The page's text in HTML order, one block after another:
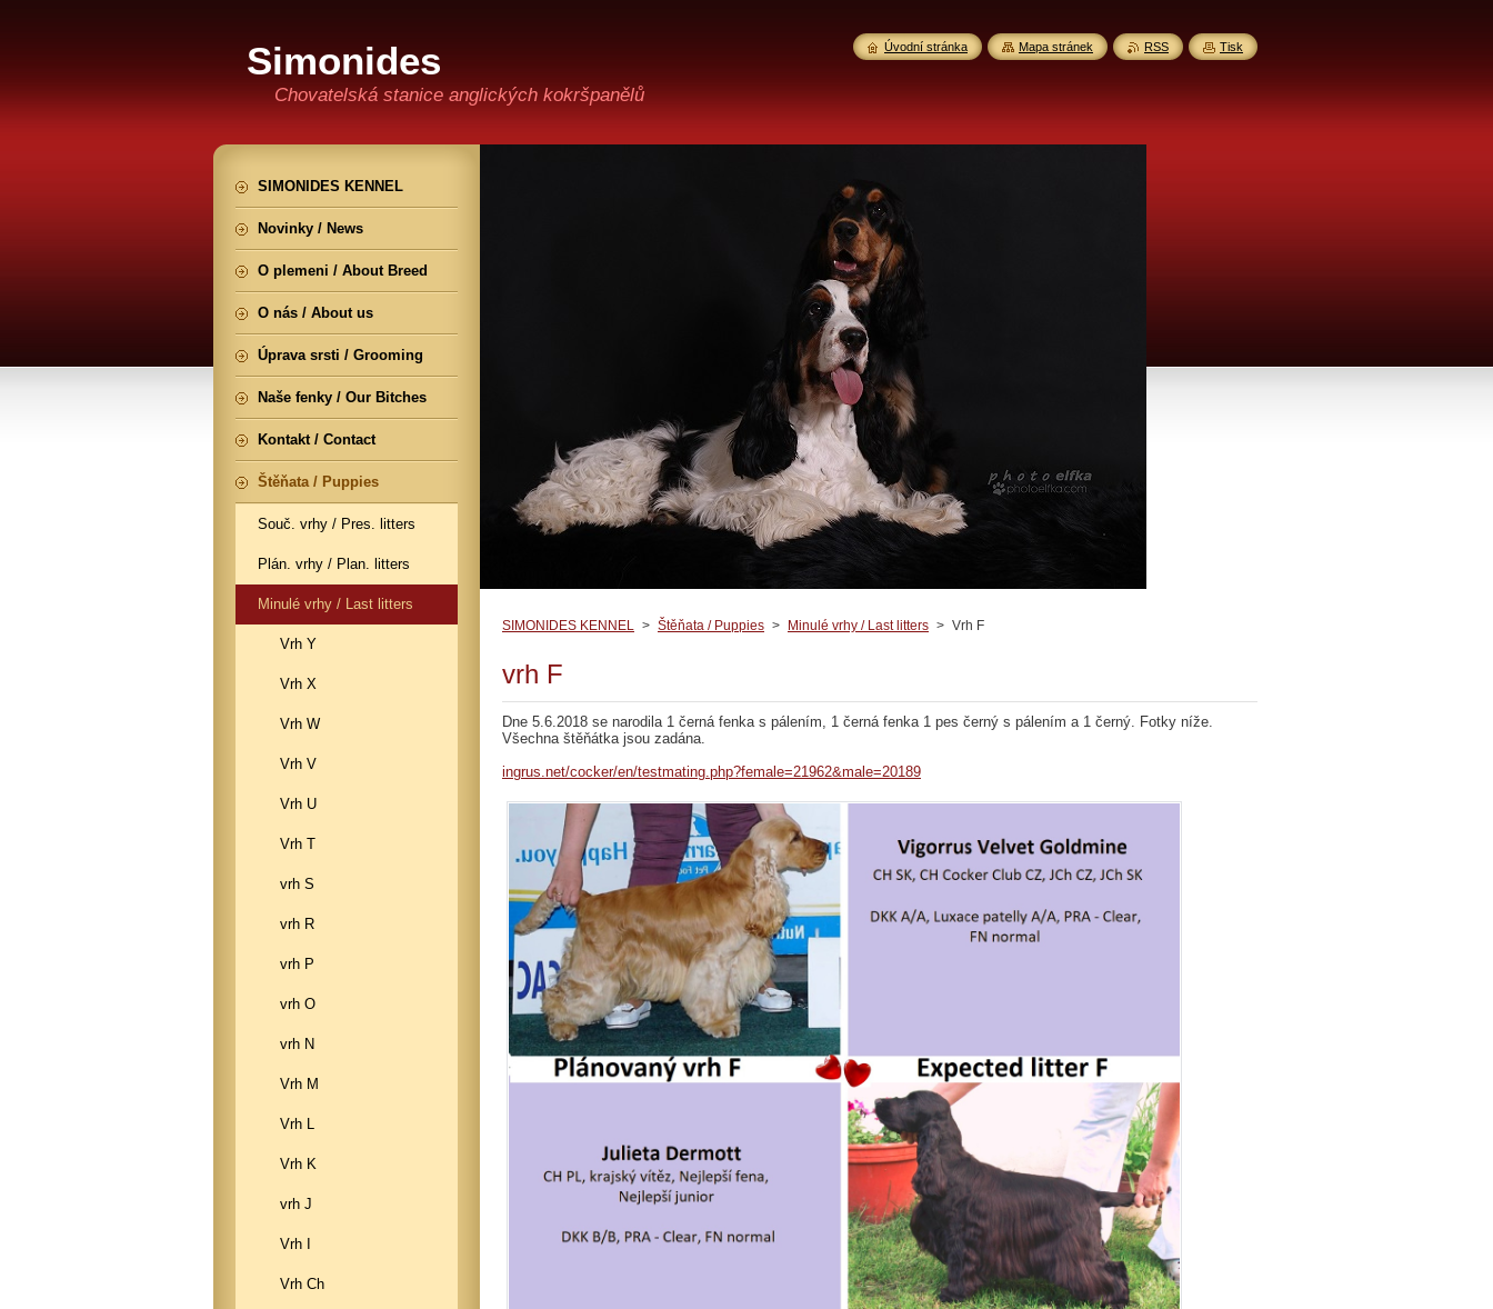
Simonides
Chovatelská stanice anglických kokršpanělů
SIMONIDES KENNEL > Štěňata / Puppies > Minulé vrhy / Last litters > Vrh F
vrh F
Dne 5.6.2018 se narodila 1 černá fenka s pálením, 1 černá fenka 1 pes černý s pálením a 1 černý. Fotky níže.
Všechna štěňátka jsou zadána.
ingrus.net/cocker/en/testmating.php?female=21962&male=20189
SIMONIDES KENNEL
Novinky / News
O plemeni / About Breed
O nás / About us
Úprava srsti / Grooming
Naše fenky / Our Bitches
Kontakt / Contact
Štěňata / Puppies
Souč. vrhy / Pres. litters
Plán. vrhy / Plan. litters
Minulé vrhy / Last litters
Vrh Y
Vrh X
Vrh W
Vrh V
Vrh U
Vrh T
vrh S
vrh R
vrh P
vrh O
vrh N
Vrh M
Vrh L
Vrh K
vrh J
Vrh I
Vrh Ch
Úvodní stránka Mapa stránek RSS Tisk